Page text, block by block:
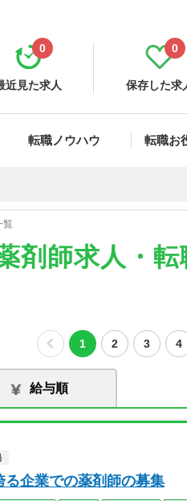
近見た求人
0
保存した求
0
転職ノウハウ 転職お
覧
剤師求人・転
1 2 3 4
給与順
る企業での薬剤師の募集